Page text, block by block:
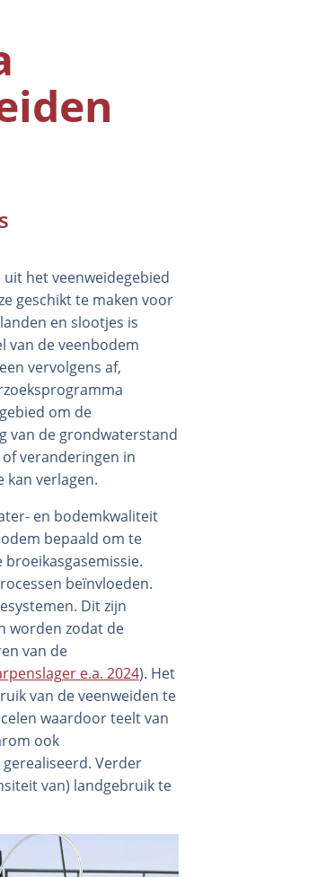
het veenweidegebied
geschikt te maken voor
en slootjes is
van de veenbodem
vervolgens af,
om de
van de grondwaterstand
veranderingen in
kan verlagen.
en bodemkwaliteit
bepaald om te
beïnvloeden.
Dit zijn
worden zodat de
van de
e.a. 2024). Het
van de veenweiden te
waardoor teelt van
ook
Verder
van) landgebruik te